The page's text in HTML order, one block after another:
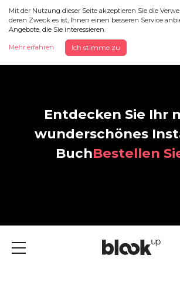
Mit der Nutzung dieser Seite akzeptieren Sie die
deren Zweck es ist, Ihnen einen besseren Service
Angebote, die Sie interessieren.
Mehr erfahren Ich stimme zu
Entdecken Sie Ihr
wunderschönes
BuchBestellen
Menü